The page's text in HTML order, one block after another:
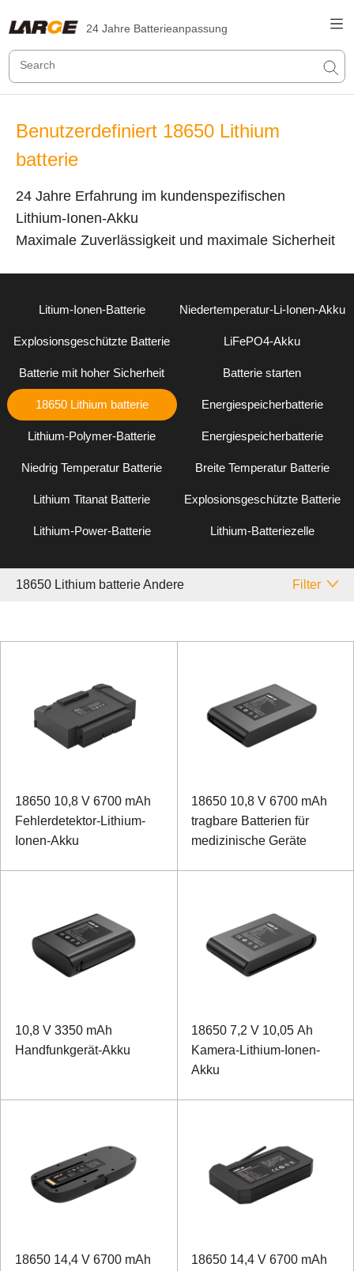
24 Jahre Batterieanpassung
Benutzerdefiniert 18650 Lithium
batterie
24 Jahre Erfahrung im kundenspezifischen
Lithium-Ionen-Akku
Maximale Zuverlässigkeit und maximale Sicherheit
Litium-Ionen-Batterie Niedertemperatur-Li-Ionen-Akku
Explosionsgeschützte Batterie LiFePO4-Akku
Batterie mit hoher Sicherheit Batterie starten
18650 Lithium batterie Energiespeicherbatterie
Lithium-Polymer-Batterie Energiespeicherbatterie
Niedrig Temperatur Batterie Breite Temperatur Batterie
Lithium Titanat Batterie Explosionsgeschützte Batterie
Lithium-Power-Batterie Lithium-Batteriezelle
18650 Lithium batterie Andere Filter
18650 10,8 V 6700 mAh
Fehlerdetektor-Lithium-
Ionen-Akku
18650 10,8 V 6700 mAh
tragbare Batterien für
medizinische Geräte
10,8 V 3350 mAh
Handfunkgerät-Akku
18650 7,2 V 10,05 Ah
Kamera-Lithium-Ionen-
Akku
18650 14,4 V 6700 mAh
18650 14,4 V 6700 mAh